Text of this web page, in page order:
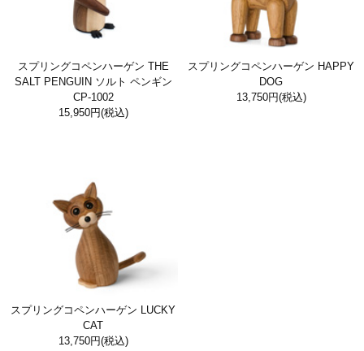
スプリングコペンハーゲン THE
SALT PENGUIN ソルト ペンギン
CP-1002
15,950円(税込)
スプリングコペンハーゲン HAPPY
DOG
13,750円(税込)
スプリングコペンハーゲン LUCKY
CAT
13,750円(税込)